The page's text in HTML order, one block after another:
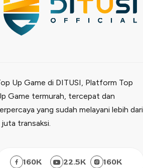
Up Game di DITUSI, Platform Top
Game termurah, tercepat dan
yang sudah melayani lebih dari
juta transaksi.
160K 22.5K 160K